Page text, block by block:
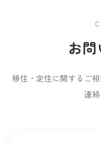
お
移住・定住に関するご
連